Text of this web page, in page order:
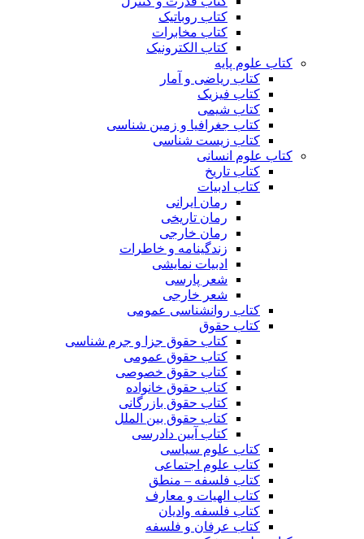
کتاب روباتیک
کتاب مخابرات
کتاب الکترونیک
کتاب علوم پایه
کتاب ریاضی و آمار
کتاب فیزیک
کتاب شیمی
کتاب جغرافیا و زمین شناسی
کتاب زیست شناسی
کتاب علوم انسانی
کتاب تاریخ
کتاب ادبیات
رمان ایرانی
رمان تاریخی
رمان خارجی
زندگینامه و خاطرات
ادبیات نمایشی
شعر پارسی
شعر خارجی
کتاب روانشناسی عمومی
کتاب حقوق
کتاب حقوق جزا و جرم شناسی
کتاب حقوق عمومی
کتاب حقوق خصوصی
کتاب حقوق خانواده
کتاب حقوق بازرگانی
کتاب حقوق بین الملل
کتاب آیین دادرسی
کتاب علوم سیاسی
کتاب علوم اجتماعی
کتاب فلسفه – منطق
کتاب الهیات و معارف
کتاب فلسفه وادیان
کتاب عرفان و فلسفه